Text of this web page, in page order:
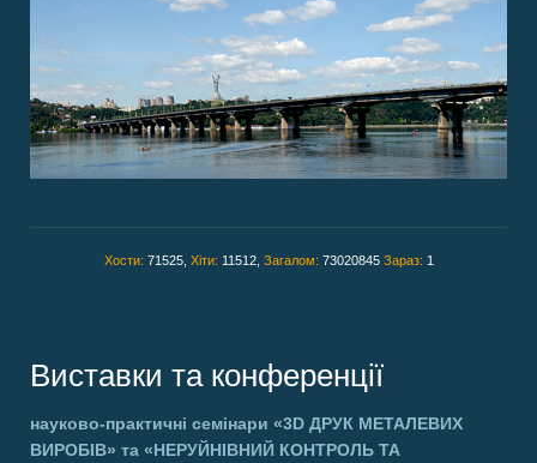
Хости: 71525, Хіти: 11512, Загалом: 73020845 Зараз: 1
Виставки та конференції
науково-практичні семінари «3D ДРУК МЕТАЛЕВИХ
ВИРОБІВ» та «НЕРУЙНІВНИЙ КОНТРОЛЬ ТА